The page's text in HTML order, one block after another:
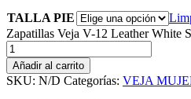
TALLA PIE
Zapatillas Veja V-12 Leather White
Añadir al carrito
SKU: N/D Categorías: VEJA